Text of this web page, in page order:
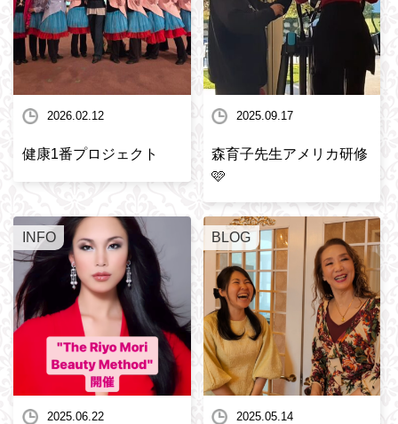
2026.02.12
健康1番プロジェクト
2025.09.17
森育子先生アメリカ研修
🩷
INFO
2025.06.22
BLOG
2025.05.14